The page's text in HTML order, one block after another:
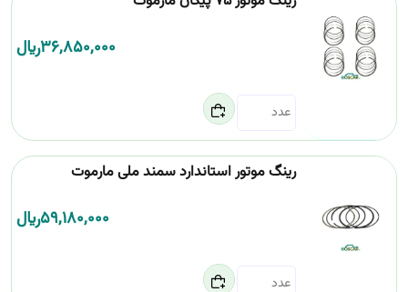
36,850,000﷼
رینگ موتور استاندارد سمند ملی مارموت
59,180,000﷼